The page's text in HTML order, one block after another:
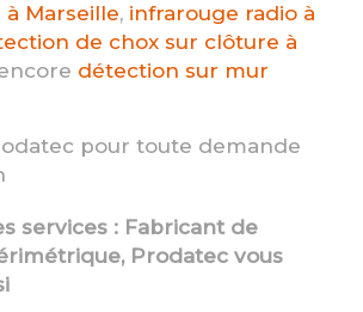
Marseille, infrarouge radio à
de chox sur clôture à
détection sur mur
pour toute demande
services : Fabricant de
, Prodatec vous